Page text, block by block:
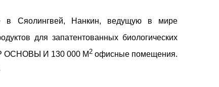
в Сяолингвей, Нанкин, ведущую в мире
для запатентованных биологических
И 130 000 М2офисные помещения.